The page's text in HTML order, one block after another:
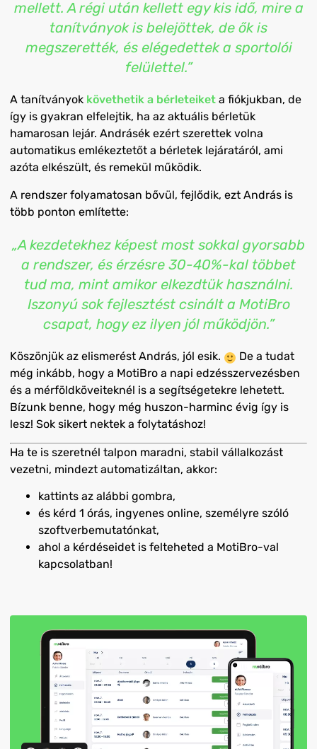
mellett. A régi után kellett egy kis idő, mire a
tanítványok is belejöttek, de ők is
megszerették, és elégedettek a sportolói
felülettel.”
A tanítványok követhetik a bérleteiket a fiókjukban, de
így is gyakran elfelejtik, ha az aktuális bérletük
hamarosan lejár. Andrásék ezért szerettek volna
automatikus emlékeztetőt a bérletek lejáratáról, ami
azóta elkészült, és remekül működik.
A rendszer folyamatosan bővül, fejlődik, ezt András is
több ponton említette:
„A kezdetekhez képest most sokkal gyorsabb
a rendszer, és érzésre 30-40%-kal többet
tud ma, mint amikor elkezdtük használni.
Iszonyú sok fejlesztést csinált a MotiBro
csapat, hogy ez ilyen jól működjön.”
Köszönjük az elismerést András, jól esik.
De a tudat
még inkább, hogy a MotiBro a napi edzésszervezésben
és a mérföldköveiteknél is a segítségetekre lehetett.
Bízunk benne, hogy még huszon-harminc évig így is
lesz! Sok sikert nektek a folytatáshoz!
Ha te is szeretnél talpon maradni, stabil vállalkozást
vezetni, mindezt automatizáltan, akkor:
kattints az alábbi gombra,
és kérd 1 órás, ingyenes online, személyre szóló
szoftverbemutatónkat,
ahol a kérdéseidet is felteheted a MotiBro-val
kapcsolatban!